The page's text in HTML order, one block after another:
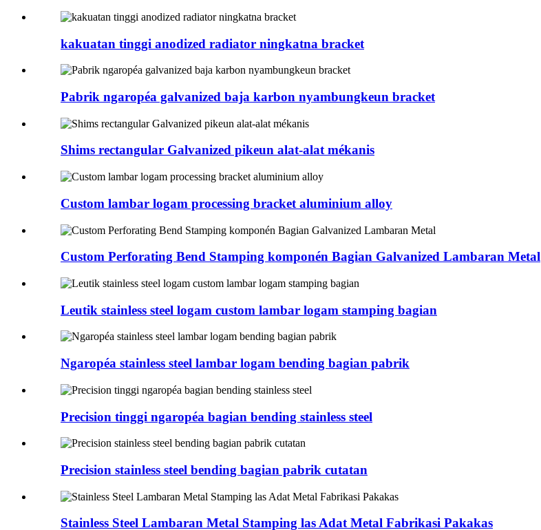
kakuatan tinggi anodized radiator ningkatna bracket
Pabrik ngaropéa galvanized baja karbon nyambungkeun bracket
Shims rectangular Galvanized pikeun alat-alat mékanis
Custom lambar logam processing bracket aluminium alloy
Custom Perforating Bend Stamping komponén Bagian Galvanized Lambaran Metal
Leutik stainless steel logam custom lambar logam stamping bagian
Ngaropéa stainless steel lambar logam bending bagian pabrik
Precision tinggi ngaropéa bagian bending stainless steel
Precision stainless steel bending bagian pabrik cutatan
Stainless Steel Lambaran Metal Stamping las Adat Metal Fabrikasi Pakakas